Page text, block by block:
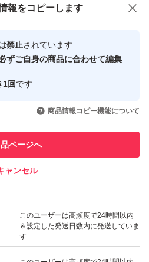
心・安全なユーザーです
引を完了させた実績があります
での取引実績があります
このユーザーは高頻度で24時間以内
＆設定した発送日数内に発送していま
す
報をコピーします
禁止されています
ずご自身の商品に合わせて編集
1回です
商品情報コピー機能について
ページへ
ャンセル
ススメ